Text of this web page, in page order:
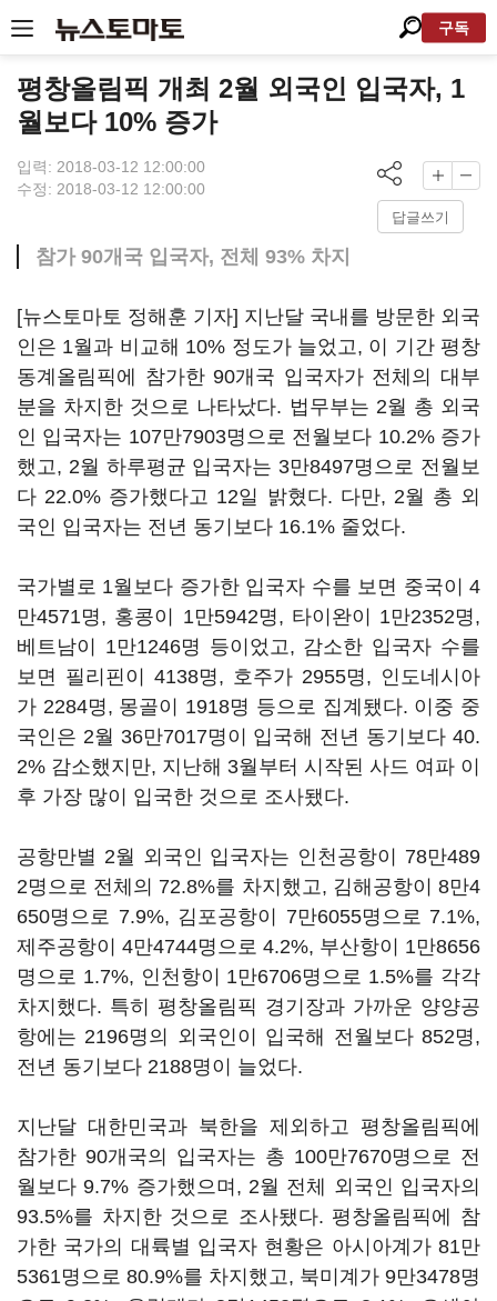
구독
평창올림픽 개최 2월 외국인 입국자, 1
월보다 10% 증가
입력: 2018-03-12 12:00:00
수정: 2018-03-12 12:00:00
답글쓰기
참가 90개국 입국자, 전체 93% 차지
[뉴스토마토 정해훈 기자] 지난달 국내를 방문한 외국
인은 1월과 비교해 10% 정도가 늘었고, 이 기간 평창
동계올림픽에 참가한 90개국 입국자가 전체의 대부
분을 차지한 것으로 나타났다. 법무부는 2월 총 외국
인 입국자는 107만7903명으로 전월보다 10.2% 증가
했고, 2월 하루평균 입국자는 3만8497명으로 전월보
다 22.0% 증가했다고 12일 밝혔다. 다만, 2월 총 외
국인 입국자는 전년 동기보다 16.1% 줄었다.
국가별로 1월보다 증가한 입국자 수를 보면 중국이 4
만4571명, 홍콩이 1만5942명, 타이완이 1만2352명,
베트남이 1만1246명 등이었고, 감소한 입국자 수를
보면 필리핀이 4138명, 호주가 2955명, 인도네시아
가 2284명, 몽골이 1918명 등으로 집계됐다. 이중 중
국인은 2월 36만7017명이 입국해 전년 동기보다 40.
2% 감소했지만, 지난해 3월부터 시작된 사드 여파 이
후 가장 많이 입국한 것으로 조사됐다.
공항만별 2월 외국인 입국자는 인천공항이 78만489
2명으로 전체의 72.8%를 차지했고, 김해공항이 8만4
650명으로 7.9%, 김포공항이 7만6055명으로 7.1%,
제주공항이 4만4744명으로 4.2%, 부산항이 1만8656
명으로 1.7%, 인천항이 1만6706명으로 1.5%를 각각
차지했다. 특히 평창올림픽 경기장과 가까운 양양공
항에는 2196명의 외국인이 입국해 전월보다 852명,
전년 동기보다 2188명이 늘었다.
지난달 대한민국과 북한을 제외하고 평창올림픽에
참가한 90개국의 입국자는 총 100만7670명으로 전
월보다 9.7% 증가했으며, 2월 전체 외국인 입국자의
93.5%를 차지한 것으로 조사됐다. 평창올림픽에 참
가한 국가의 대륙별 입국자 현황은 아시아계가 81만
5361명으로 80.9%를 차지했고, 북미계가 9만3478명